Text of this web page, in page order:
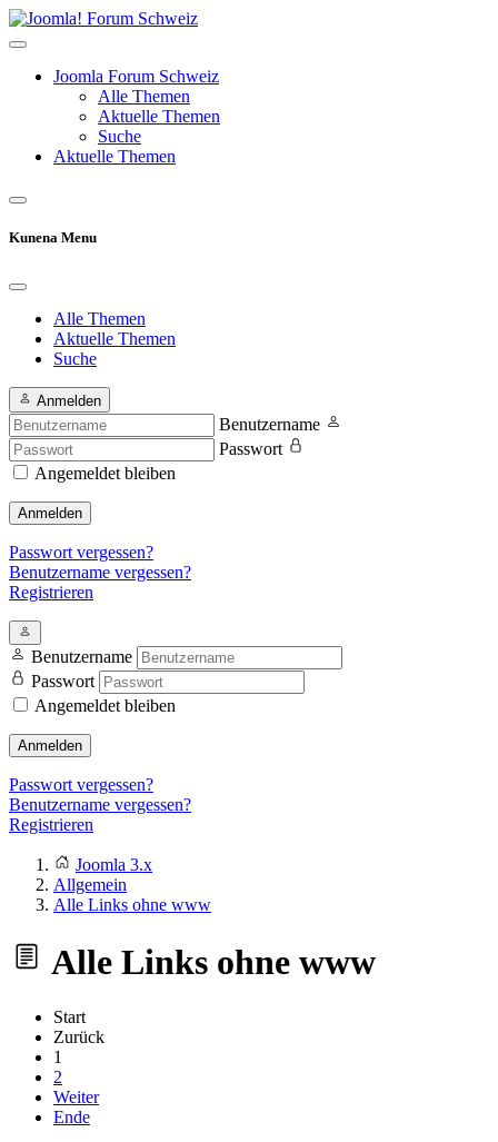
Joomla Forum Schweiz
Alle Themen
Aktuelle Themen
Suche
Aktuelle Themen
Kunena Menu
Alle Themen
Aktuelle Themen
Suche
Anmelden
Benutzername
Passwort
Angemeldet bleiben
Anmelden
Passwort vergessen?
Benutzername vergessen?
Registrieren
Benutzername
Passwort
Angemeldet bleiben
Anmelden
Passwort vergessen?
Benutzername vergessen?
Registrieren
Joomla 3.x
Allgemein
Alle Links ohne www
Alle Links ohne www
Start
Zurück
1
2
Weiter
Ende